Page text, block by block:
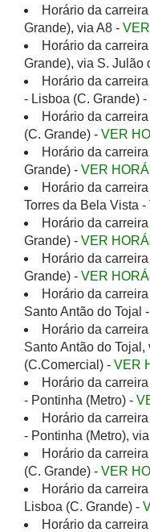
Horário da
Grande), via A8 -
Horário da
Grande), via S. Julão
Horário da
- Lisboa (C. Grande) -
Horário da
(C. Grande) - VER
Horário da
Grande) - VER
Horário da
Torres da Bela Vista -
Horário da
Grande) - VER
Horário da
Grande) - VER
Horário da
Santo Antão do Tojal -
Horário da
Santo Antão do
(C.Comercial) - VER
Horário da
- Pontinha (Metro) -
Horário da
- Pontinha (Metro),
Horário da
(C. Grande) - VER
Horário da
Lisboa (C. Grande) -
Horário da